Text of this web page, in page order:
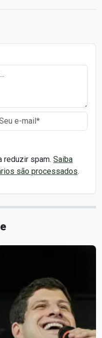
reduzir spam. Saiba
são processados.